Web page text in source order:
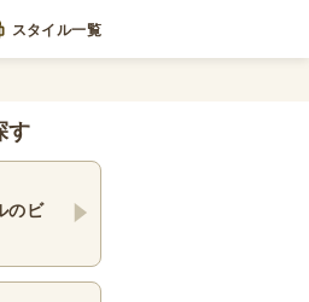
スタイル一覧
す
のビ